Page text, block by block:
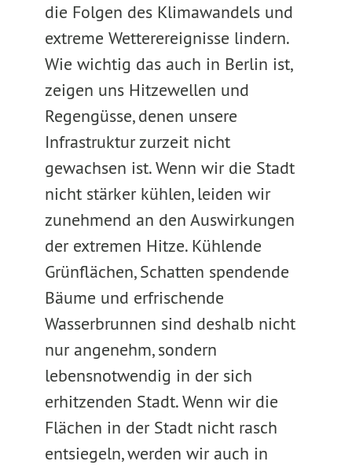
die Folgen des Klimawandels und
extreme Wetterereignisse lindern.
Wie wichtig das auch in Berlin ist,
zeigen uns Hitzewellen und
Regengüsse, denen unsere
Infrastruktur zurzeit nicht
gewachsen ist. Wenn wir die Stadt
nicht stärker kühlen, leiden wir
zunehmend an den Auswirkungen
der extremen Hitze. Kühlende
Grünflächen, Schatten spendende
Bäume und erfrischende
Wasserbrunnen sind deshalb nicht
nur angenehm, sondern
lebensnotwendig in der sich
erhitzenden Stadt. Wenn wir die
Flächen in der Stadt nicht rasch
entsiegeln, werden wir auch in